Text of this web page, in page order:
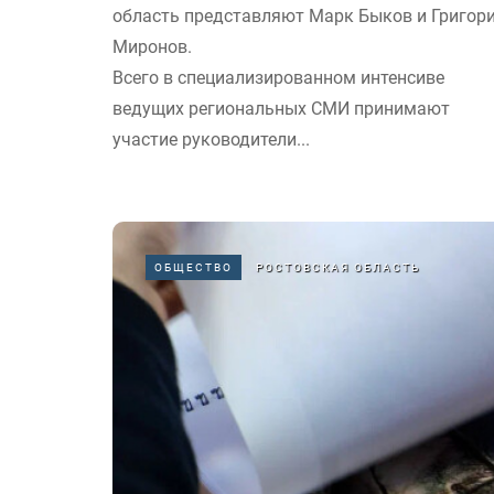
область представляют Марк Быков и
Миронов.
Всего в специализированном интенсиве
ведущих региональных СМИ принимают
участие руководители...
ОБЩЕСТВО РОСТОВСКАЯ ОБЛАСТЬ